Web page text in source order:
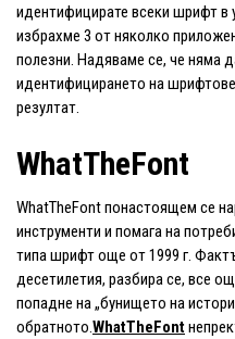
идентифицирате всеки шрифт в
избрахме 3 от няколко
полезни. Надяваме се, че няма
идентифицирането на
резултат.
WhatTheFont
WhatTheFont понастоящем се
инструменти и помага на
типа шрифт още от 1999 г.
десетилетия, разбира се, все
попадне на „бунището на
обратното.WhatTheFont